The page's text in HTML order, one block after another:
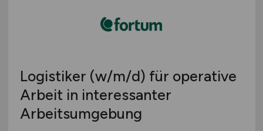
Logistiker (w/m/d) für operative
Arbeit in interessanter
Arbeitsumgebung